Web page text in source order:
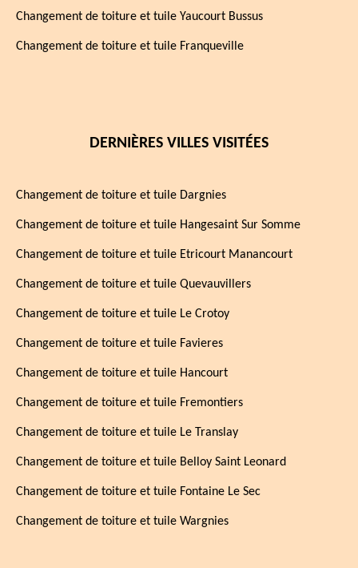
Changement de toiture et tuile Yaucourt Bussus
Changement de toiture et tuile Franqueville
DERNIÈRES VILLES VISITÉES
Changement de toiture et tuile Dargnies
Changement de toiture et tuile Hangesaint Sur Somme
Changement de toiture et tuile Etricourt Manancourt
Changement de toiture et tuile Quevauvillers
Changement de toiture et tuile Le Crotoy
Changement de toiture et tuile Favieres
Changement de toiture et tuile Hancourt
Changement de toiture et tuile Fremontiers
Changement de toiture et tuile Le Translay
Changement de toiture et tuile Belloy Saint Leonard
Changement de toiture et tuile Fontaine Le Sec
Changement de toiture et tuile Wargnies